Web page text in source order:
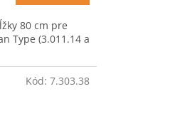
80 cm pre
Type (3.011.14 a
Kód: 7.303.38